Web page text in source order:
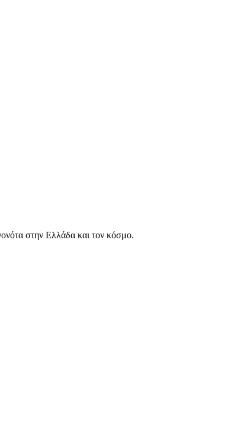
στην Ελλάδα και τον κόσμο.